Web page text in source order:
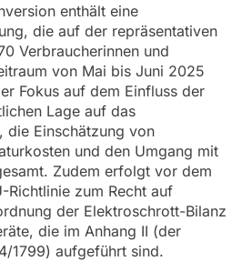
enthält eine
die auf der repräsentativen
Verbraucherinnen und
von Mai bis Juni 2025
Fokus auf dem Einfluss der
Lage auf das
die Einschätzung von
und den Umgang mit
Zudem erfolgt vor dem
Richtlinie zum Recht auf
der Elektroschrott-Bilanz
die im Anhang II (der
1799) aufgeführt sind.